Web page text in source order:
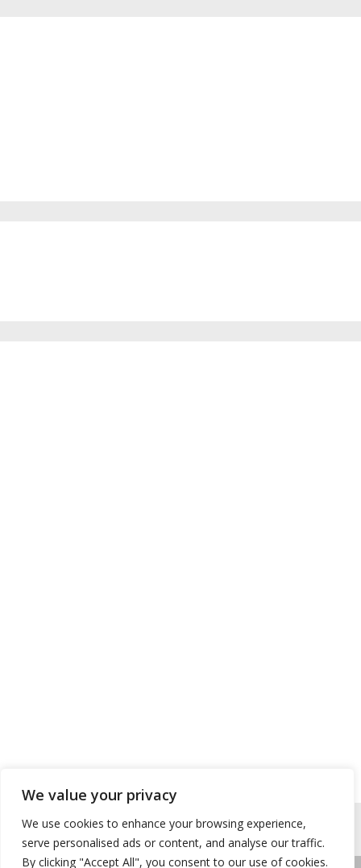
We value your privacy
We use cookies to enhance your browsing experience,
serve personalised ads or content, and analyse our traffic.
By clicking "Accept All", you consent to our use of cookies.